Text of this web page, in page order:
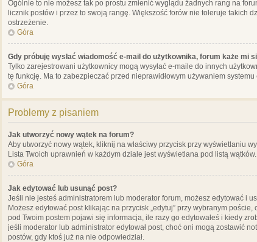
Ogólnie to nie możesz tak po prostu zmienić wyglądu żadnych rang na
licznik postów i przez to swoją rangę. Większość forów nie toleruje takich
ostrzeżenie.
Góra
Gdy próbuję wysłać wiadomość e-mail do użytkownika, forum każe mi
Tylko zarejestrowani użytkownicy mogą wysyłać e-maile do innych
tę funkcję. Ma to zabezpieczać przed nieprawidłowym używaniem
Góra
Problemy z pisaniem
Jak utworzyć nowy wątek na forum?
Aby utworzyć nowy wątek, kliknij na właściwy przycisk przy wyświetlaniu
Lista Twoich uprawnień w każdym dziale jest wyświetlana pod listą
Góra
Jak edytować lub usunąć post?
Jeśli nie jesteś administratorem lub moderator forum, możesz edytować i
Możesz edytować post klikając na przycisk „edytuj” przy wybranym
pod Twoim postem pojawi się informacja, ile razy go edytowałeś i kiedy
jeśli moderator lub administrator edytował post, choć oni mogą zostawić
postów, gdy ktoś już na nie odpowiedział.